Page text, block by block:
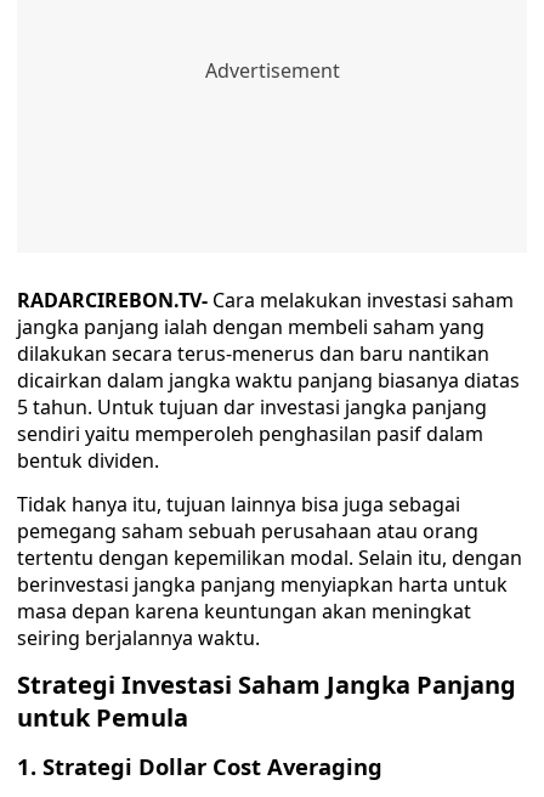
RADARCIREBON.TV- Cara melakukan investasi saham
jangka panjang ialah dengan membeli saham yang
dilakukan secara terus-menerus dan baru nantikan
dicairkan dalam jangka waktu panjang biasanya diatas
5 tahun. Untuk tujuan dar investasi jangka panjang
sendiri yaitu memperoleh penghasilan pasif dalam
bentuk dividen.
Tidak hanya itu, tujuan lainnya bisa juga sebagai
pemegang saham sebuah perusahaan atau orang
tertentu dengan kepemilikan modal. Selain itu, dengan
berinvestasi jangka panjang menyiapkan harta untuk
masa depan karena keuntungan akan meningkat
seiring berjalannya waktu.
Strategi Investasi Saham Jangka Panjang
untuk Pemula
1. Strategi Dollar Cost Averaging